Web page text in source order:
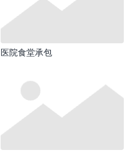
医院食堂承包